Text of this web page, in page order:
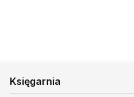
Księgarnia